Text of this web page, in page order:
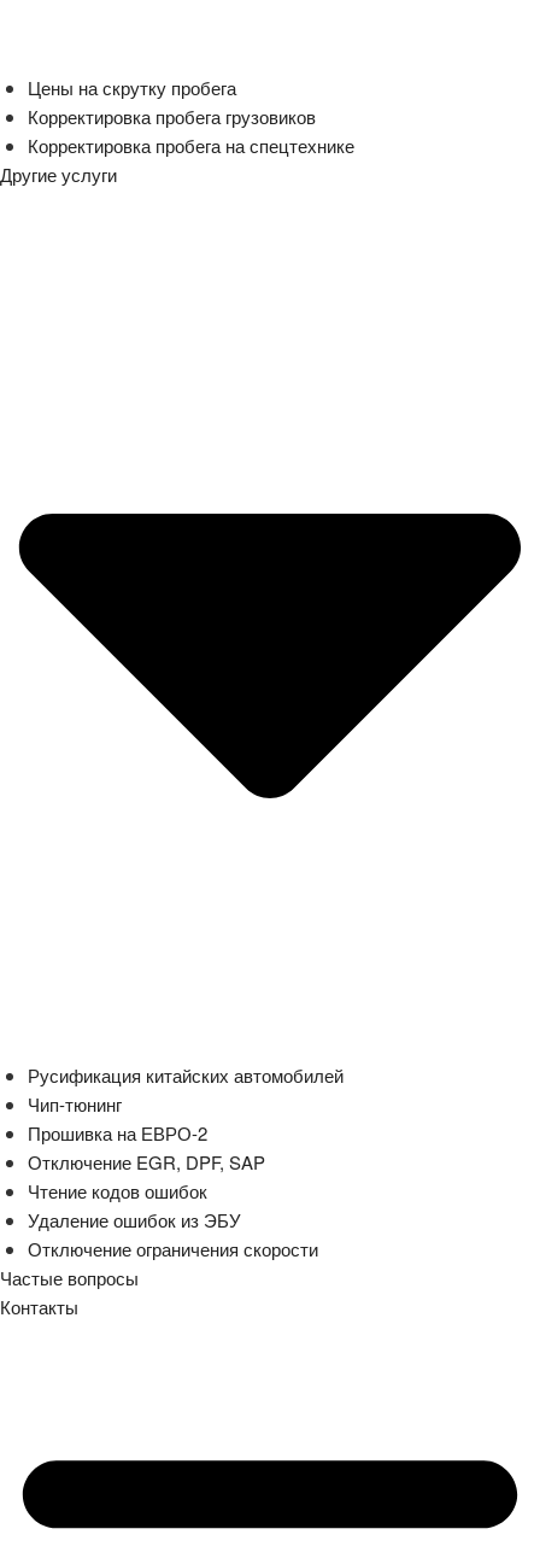
Цены на скрутку пробега
Корректировка пробега грузовиков
Корректировка пробега на спецтехнике
Другие услуги
Русификация китайских автомобилей
Чип-тюнинг
Прошивка на ЕВРО-2
Отключение EGR, DPF, SAP
Чтение кодов ошибок
Удаление ошибок из ЭБУ
Отключение ограничения скорости
Частые вопросы
Контакты